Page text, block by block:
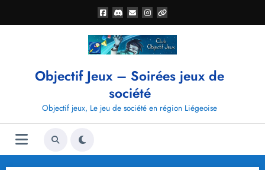
contenu
Objectif Jeux – Soirées jeux de
société
Objectif jeux, Le jeu de société en région Liégeoise